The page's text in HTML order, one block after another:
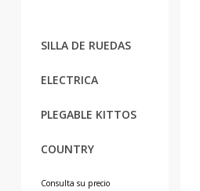
SILLA DE RUEDAS
ELECTRICA
PLEGABLE KITTOS
COUNTRY
Consulta su precio